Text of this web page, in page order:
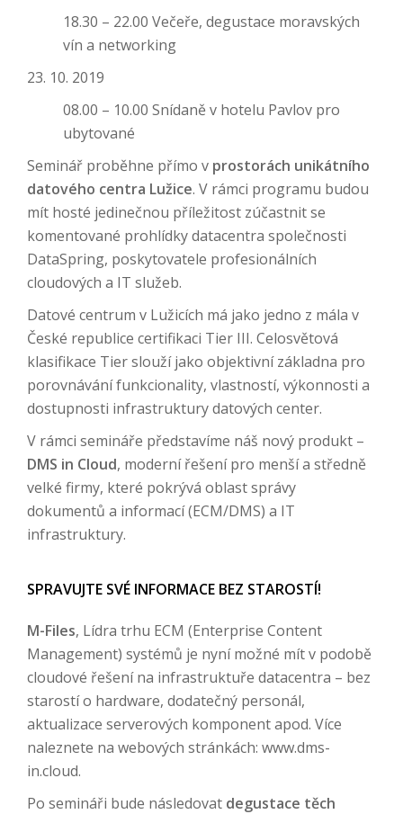
18.30 – 22.00 Večeře, degustace moravských
vín a networking
23. 10. 2019
08.00 – 10.00 Snídaně v hotelu Pavlov pro
ubytované
Seminář proběhne přímo v prostorách unikátního
datového centra Lužice. V rámci programu budou
mít hosté jedinečnou příležitost zúčastnit se
komentované prohlídky datacentra společnosti
DataSpring, poskytovatele profesionálních
cloudových a IT služeb.
Datové centrum v Lužicích má jako jedno z mála v
České republice certifikaci Tier III. Celosvětová
klasifikace Tier slouží jako objektivní základna pro
porovnávání funkcionality, vlastností, výkonnosti a
dostupnosti infrastruktury datových center.
V rámci semináře představíme náš nový produkt –
DMS in Cloud, moderní řešení pro menší a středně
velké firmy, které pokrývá oblast správy
dokumentů a informací (ECM/DMS) a IT
infrastruktury.
SPRAVUJTE SVÉ INFORMACE BEZ STAROSTÍ!
M-Files, Lídra trhu ECM (Enterprise Content
Management) systémů je nyní možné mít v podobě
cloudové řešení na infrastruktuře datacentra – bez
starostí o hardware, dodatečný personál,
aktualizace serverových komponent apod. Více
naleznete na webových stránkách: www.dms-
in.cloud.
Po semináři bude následovat degustace těch